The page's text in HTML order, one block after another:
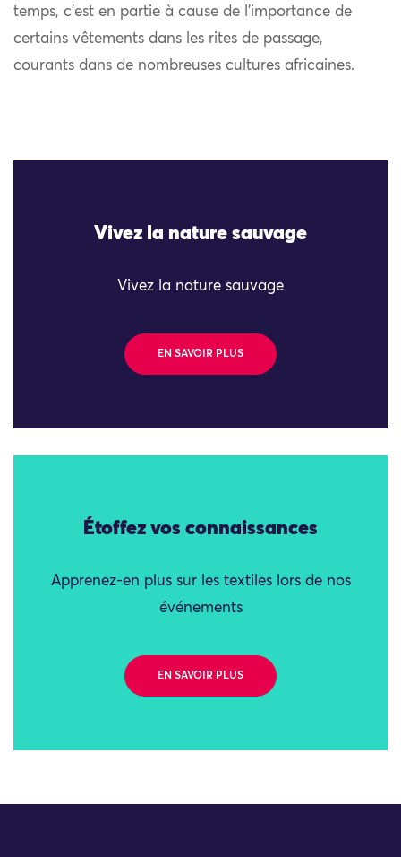
temps, c’est en partie à cause de l’importance de
certains vêtements dans les rites de passage,
courants dans de nombreuses cultures africaines.
Vivez la nature sauvage
Vivez la nature sauvage
EN SAVOIR PLUS
Étoffez vos connaissances
Apprenez-en plus sur les textiles lors de nos
événements
EN SAVOIR PLUS